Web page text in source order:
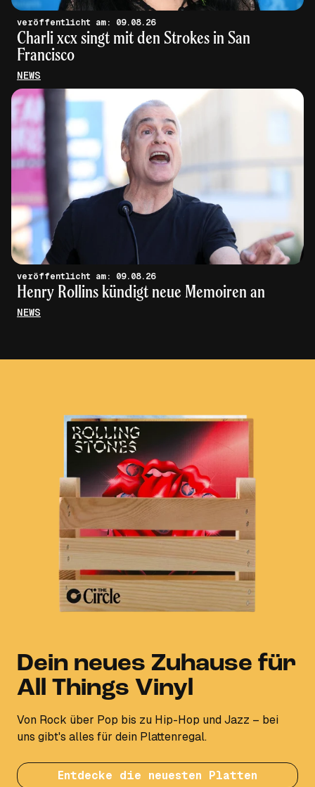
veröffentlicht am: 09.08.26
Charli xcx singt mit den Strokes in San
Francisco
NEWS
veröffentlicht am: 09.08.26
Henry Rollins kündigt neue Memoiren an
NEWS
Dein neues Zuhause für
All Things Vinyl
Von Rock über Pop bis zu Hip-Hop und Jazz – bei
uns gibt's alles für dein Plattenregal.
Entdecke die neuesten Platten